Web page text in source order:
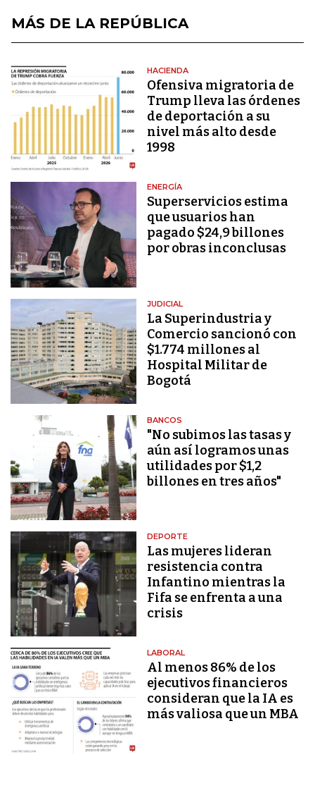
MÁS DE LA REPÚBLICA
HACIENDA
Ofensiva migratoria de
Trump lleva las órdenes
de deportación a su
nivel más alto desde
1998
ENERGÍA
Superservicios estima
que usuarios han
pagado $24,9 billones
por obras inconclusas
JUDICIAL
La Superindustria y
Comercio sancionó con
$1.774 millones al
Hospital Militar de
Bogotá
BANCOS
"No subimos las tasas y
aún así logramos unas
utilidades por $1,2
billones en tres años"
DEPORTE
Las mujeres lideran
resistencia contra
Infantino mientras la
Fifa se enfrenta a una
crisis
LABORAL
Al menos 86% de los
ejecutivos financieros
consideran que la IA es
más valiosa que un MBA